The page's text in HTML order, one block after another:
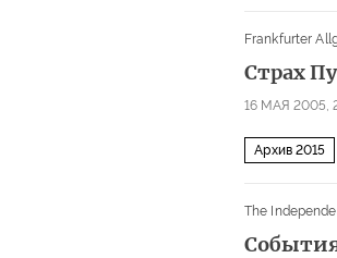
Frankfurter
Страх
16 МАЯ 2005,
Архив 2015
The